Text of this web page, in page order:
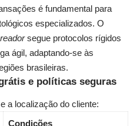
é fundamental para
especializados. O
segue protocolos rígidos
ágil, adaptando-se às
brasileiras.
e políticas seguras
a localização do cliente:
Condições